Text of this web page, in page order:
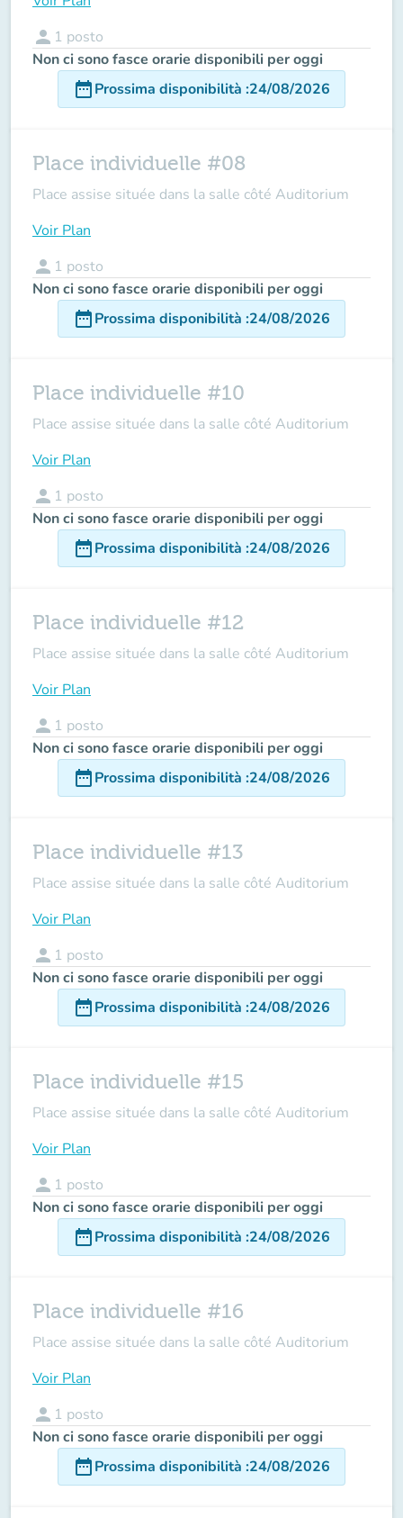
person 1 posto
Non ci sono fasce orarie disponibili per oggi
date_rangeProssima disponibilità :24/08/2026
Place individuelle #08
Place assise située dans la salle côté Auditorium
Voir Plan
person 1 posto
Non ci sono fasce orarie disponibili per oggi
date_rangeProssima disponibilità :24/08/2026
Place individuelle #10
Place assise située dans la salle côté Auditorium
Voir Plan
person 1 posto
Non ci sono fasce orarie disponibili per oggi
date_rangeProssima disponibilità :24/08/2026
Place individuelle #12
Place assise située dans la salle côté Auditorium
Voir Plan
person 1 posto
Non ci sono fasce orarie disponibili per oggi
date_rangeProssima disponibilità :24/08/2026
Place individuelle #13
Place assise située dans la salle côté Auditorium
Voir Plan
person 1 posto
Non ci sono fasce orarie disponibili per oggi
date_rangeProssima disponibilità :24/08/2026
Place individuelle #15
Place assise située dans la salle côté Auditorium
Voir Plan
person 1 posto
Non ci sono fasce orarie disponibili per oggi
date_rangeProssima disponibilità :24/08/2026
Place individuelle #16
Place assise située dans la salle côté Auditorium
Voir Plan
person 1 posto
Non ci sono fasce orarie disponibili per oggi
date_rangeProssima disponibilità :24/08/2026